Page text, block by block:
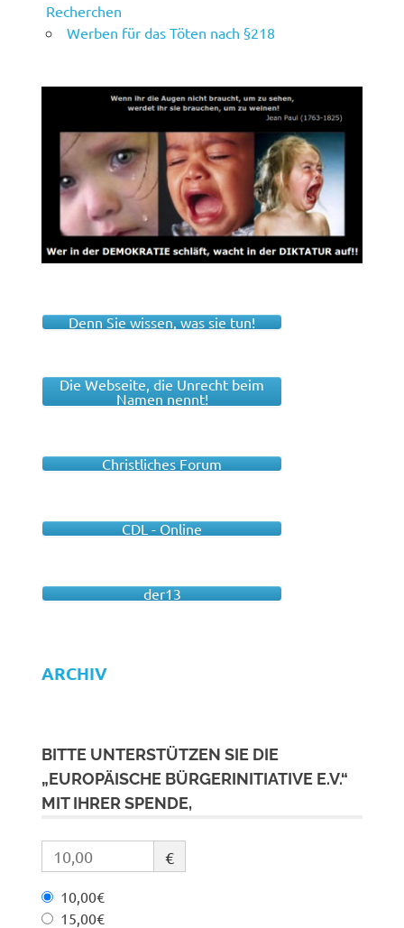
Recherchen
Werben für das Töten nach §218
Denn Sie wissen, was sie tun!
Die Webseite, die Unrecht beim
Namen nennt!
Christliches Forum
CDL - Online
der13
ARCHIV
BITTE UNTERSTÜTZEN SIE DIE
„EUROPÄISCHE BÜRGERINITIATIVE E.V.“
MIT IHRER SPENDE,
€
10,00€
15,00€